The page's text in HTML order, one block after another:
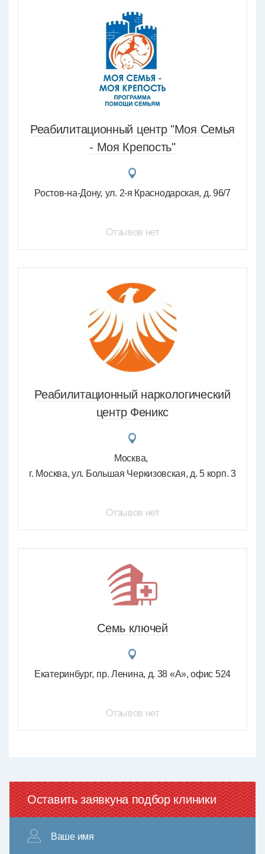
Реабилитационный центр "Моя Семья
- Моя Крепость"
Ростов-на-Дону ул. 2-я Краснодарская, д. 96/7
Отзывов нет
Реабилитационный наркологический
центр Феникс
Москва
г. Москва, ул. Большая Черкизовская, д. 5 корп. 3
Отзывов нет
Семь ключей
Екатеринбург пр. Ленина, д. 38 «А», офис 524
Отзывов нет
Оставить заявкуна подбор клиники
Ваше имя